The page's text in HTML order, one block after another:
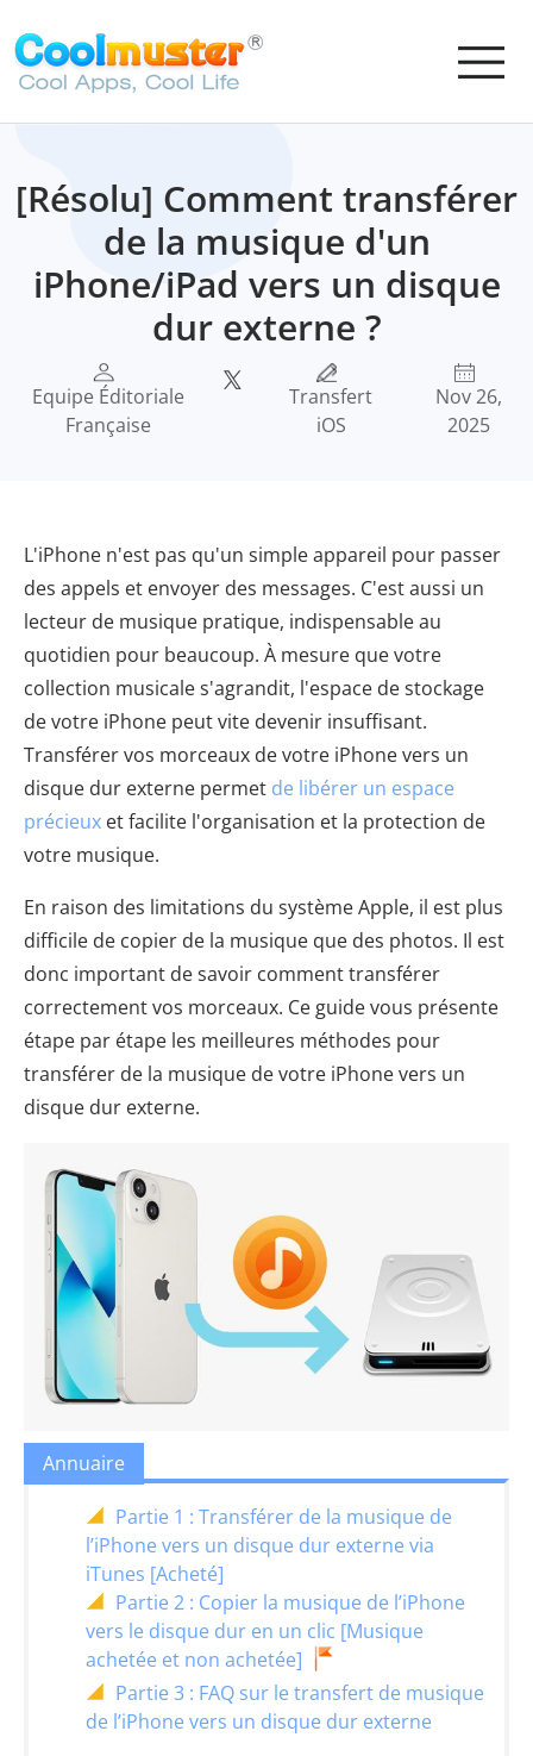
[Résolu] Comment transférer
de la musique d'un
iPhone/iPad vers un disque
dur externe ?
Equipe Éditoriale
Française
Transfert
iOS
Nov 26,
2025
L'iPhone n'est pas qu'un simple appareil pour passer
des appels et envoyer des messages. C'est aussi un
lecteur de musique pratique, indispensable au
quotidien pour beaucoup. À mesure que votre
collection musicale s'agrandit, l'espace de stockage
de votre iPhone peut vite devenir insuffisant.
Transférer vos morceaux de votre iPhone vers un
disque dur externe permet de libérer un espace
précieux et facilite l'organisation et la protection de
votre musique.
En raison des limitations du système Apple, il est plus
difficile de copier de la musique que des photos. Il est
donc important de savoir comment transférer
correctement vos morceaux. Ce guide vous présente
étape par étape les meilleures méthodes pour
transférer de la musique de votre iPhone vers un
disque dur externe.
Annuaire
Partie 1 : Transférer de la musique de
l’iPhone vers un disque dur externe via
iTunes [Acheté]
Partie 2 : Copier la musique de l’iPhone
vers le disque dur en un clic [Musique
achetée et non achetée]
Partie 3 : FAQ sur le transfert de musique
de l’iPhone vers un disque dur externe